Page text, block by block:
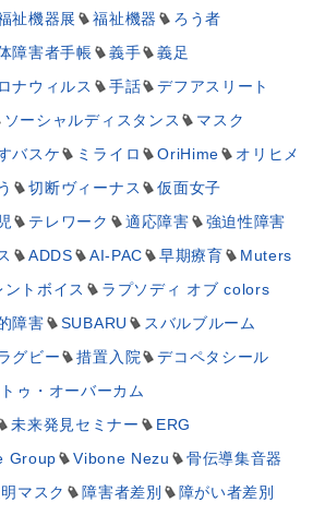
祉機器展 福祉機器
ろう者
障害者手帳 義手
義足
ナウィルス 手話
デフアスリート
ソーシャルディスタンス
マスク
バスケ ミライロ OriHime
オリヒメ
切断ヴィーナス
仮面女子
テレワーク 適応障害
強迫性障害
ADDS AI-PAC 早期療育
Muters
ントボイス
ラプソディ オブ colors
障害 SUBARU
スバルブルーム
グビー 措置入院
デコペタシール
ゥ・オーバーカム
未来発見セミナー
ERG
Group
Vibone Nezu
骨伝導集音器
マスク 障害者差別 障がい者差別